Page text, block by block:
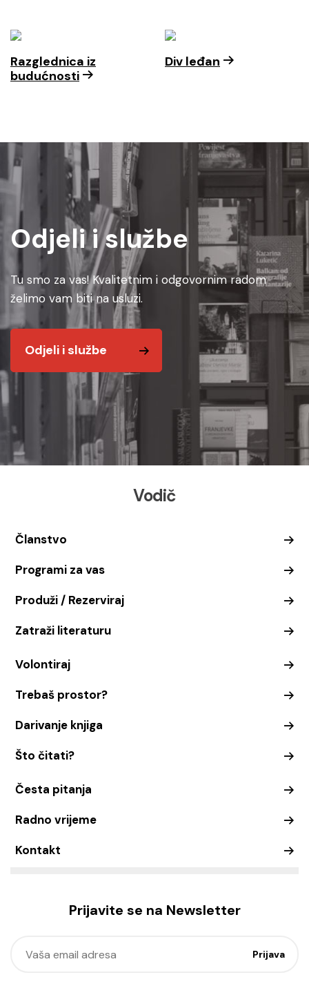
Razglednica iz
budućnosti
Div leđan
Odjeli i službe
Tu smo za vas! Kvalitetnim i odgovornim radom
želimo vam biti na usluzi.
Odjeli i službe
Vodič
Članstvo
Programi za vas
Produži / Rezerviraj
Zatraži literaturu
Volontiraj
Trebaš prostor?
Darivanje knjiga
Što čitati?
Česta pitanja
Radno vrijeme
Kontakt
Prijavite se na Newsletter